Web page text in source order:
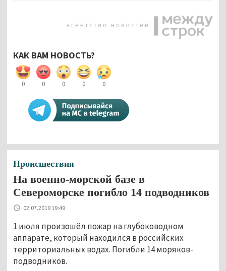
КАК ВАМ НОВОСТЬ?
0 0 0 0 0
Происшествия
На военно-морской базе в
Североморске погибло 14 подводников
02.07.2019 19:49
1 июля произошёл пожар на глубоководном
аппарате, который находился в российских
территориальных водах. Погибли 14 моряков-
подводников.